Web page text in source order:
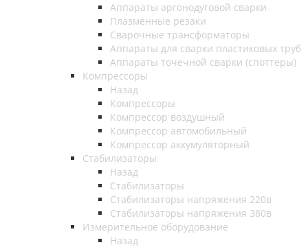
Аппараты аргонодуговой сварки
Плазменные резаки
Сварочные трансформаторы
Аппараты для сварки пластиковых труб
Аппараты точечной сварки (споттеры)
Компрессоры
Назад
Компрессоры
Компрессор воздушный
Компрессор автомобильный
Компрессор аккумуляторный
Стабилизаторы
Назад
Стабилизаторы
Стабилизаторы напряжения 220в
Стабилизаторы напряжения 380в
Измерительное оборудование
Назад